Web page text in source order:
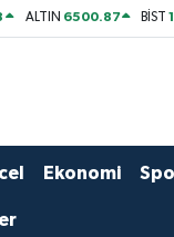
ALTIN 6500.87 BİST
Ekonomi